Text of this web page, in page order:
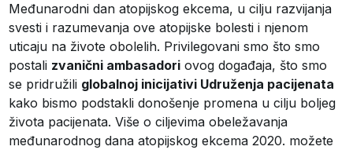
Međunarodni dan atopijskog ekcema, u cilju razvijanja
svesti i razumevanja ove atopijske bolesti i njenom
uticaju na živote obolelih. Privilegovani smo što smo
postali zvanični ambasadori ovog događaja, što smo
se pridružili globalnoj inicijativi Udruženja pacijenata
kako bismo podstakli donošenje promena u cilju boljeg
života pacijenata. Više o ciljevima obeležavanja
međunarodnog dana atopijskog ekcema 2020. možete